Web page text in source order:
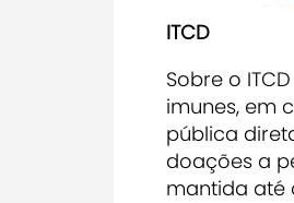
ITCD
Sobre o
imunes, em
pública
doações a
mantida até